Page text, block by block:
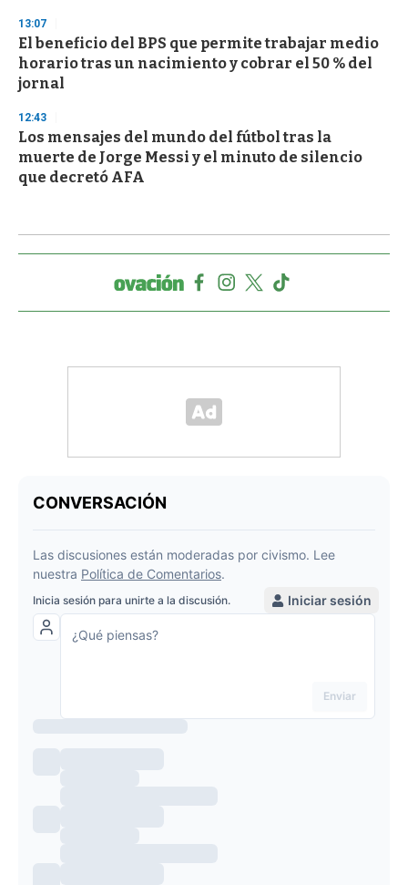
13:07
El beneficio del BPS que permite trabajar medio
horario tras un nacimiento y cobrar el 50 % del
jornal
12:43
Los mensajes del mundo del fútbol tras la
muerte de Jorge Messi y el minuto de silencio
que decretó AFA